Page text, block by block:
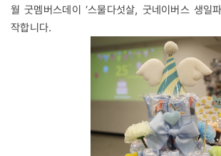
월 굿멤버스데이 ‘스물다섯살, 굿네이버스 생일
작합니다.